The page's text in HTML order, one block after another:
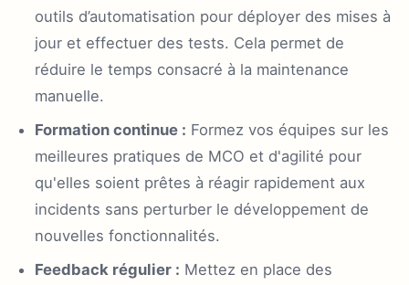
outils d’automatisation pour déployer des mises à
jour et effectuer des tests. Cela permet de
réduire le temps consacré à la maintenance
manuelle.
Formation continue : Formez vos équipes sur les
meilleures pratiques de MCO et d'agilité pour
qu'elles soient prêtes à réagir rapidement aux
incidents sans perturber le développement de
nouvelles fonctionnalités.
Feedback régulier : Mettez en place des